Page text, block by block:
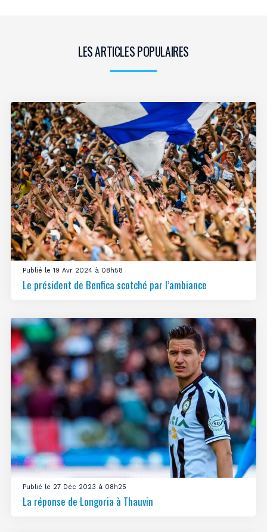
LES ARTICLES POPULAIRES
Publié le 19 Avr 2024 à 08h58
Le président de Benfica scotché par l’ambiance
Publié le 27 Déc 2023 à 08h25
La réponse de Longoria à Thauvin